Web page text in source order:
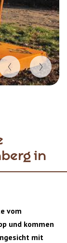
in
vom
und kommen
mit